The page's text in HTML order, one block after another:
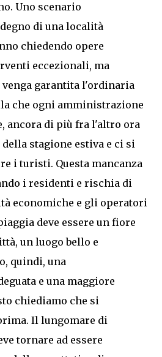
Uno scenario
di una località
chiedendo opere
eccezionali, ma
garantita l'ordinaria
che ogni amministrazione
ancora di più fra l'altro ora
stagione estiva e ci si
i turisti. Questa mancanza
i residenti e rischia di
economiche e gli operatori
deve essere un fiore
un luogo bello e
quindi, una
e una maggiore
chiediamo che si
Il lungomare di
tornare ad essere